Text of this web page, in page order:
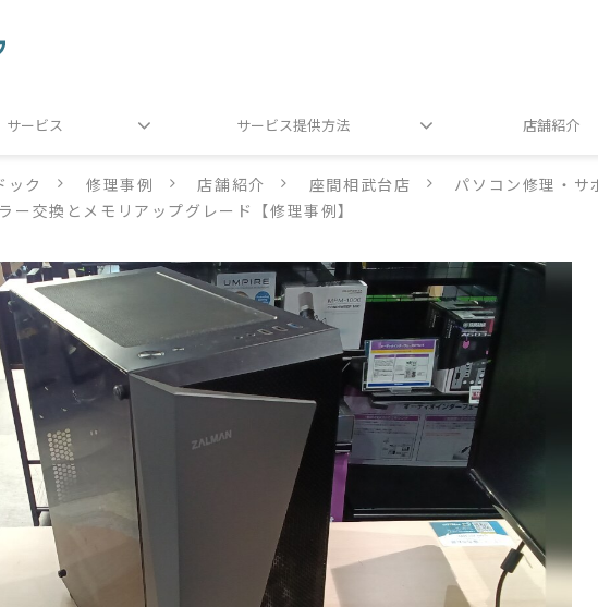
サービス サービス提供方法 店舗紹介
ック 修理事例 店舗紹介 座間相武台店
パソコン修理・サ
ー交換とメモリアップグレード【修理事例】